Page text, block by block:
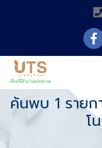
ค้นพบ 1 รายก
โ